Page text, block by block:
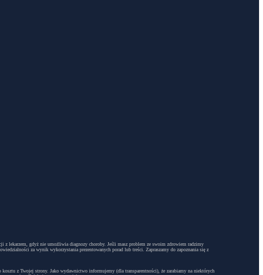
z lekarzem, gdyż nie umożliwia diagnozy choroby. Jeśli masz problem ze swoim zdrowiem radzimy
za wynik wykorzystania prezentowanych porad lub treści. Zapraszamy do zapoznania się z
z Twojej strony. Jako wydawnictwo informujemy (dla transparentności), że zarabiamy na niektórych